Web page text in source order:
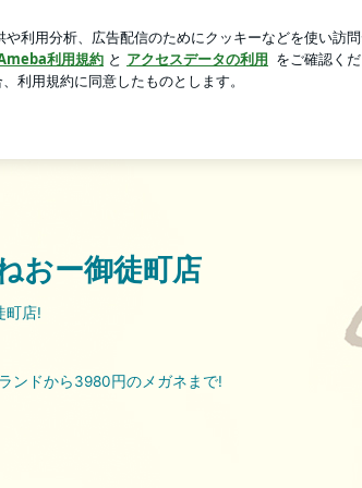
ネめがねおー御徒町店
新規登録
おー御徒町店
町店!
ンドから3980円のメガネまで!